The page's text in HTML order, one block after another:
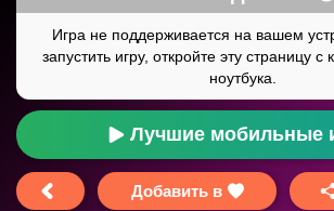
Лучшие мобильные
Добавить в